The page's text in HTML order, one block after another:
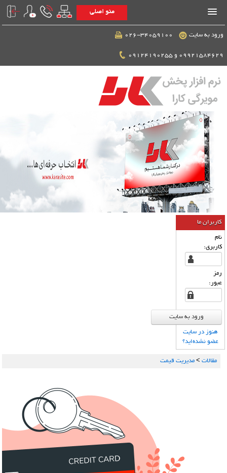
منو اصلی
ورود به سایت
کاربران ما
نام
كاربری:
رمز
عبور:
هنوز در سایت
عضو نشده‌اید؟
مقالات >مدیریت قیمت